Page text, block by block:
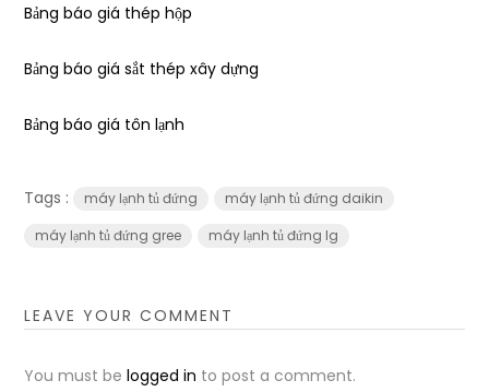
Bảng báo giá thép hộp
Bảng báo giá sắt thép xây dựng
Bảng báo giá tôn lạnh
Tags : máy lạnh tủ đứng
máy lạnh tủ đứng daikin
máy lạnh tủ đứng gree
máy lạnh tủ đứng lg
LEAVE YOUR COMMENT
You must belogged in to post a comment.